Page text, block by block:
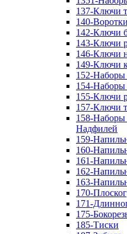
137-Ключи
140-Воротки
142-Ключи
143-Ключи
146-Ключи
149-Ключи
152-
154-Наборы
155-Ключи
157-Ключи
158-
Надфилей
159-
160-
161-
162-
163-
170-
171-
175-
185-Тиски